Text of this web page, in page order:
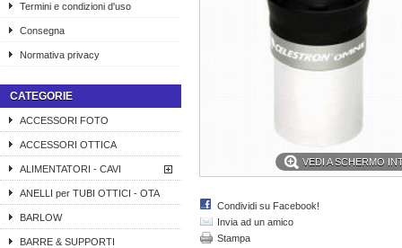
Termini e condizioni d'uso
Consegna
Normativa privacy
CATEGORIE
ACCESSORI FOTO
ACCESSORI OTTICA
ALIMENTATORI - CAVI
ANELLI per TUBI OTTICI - OTA
BARLOW
BARRE & SUPPORTI
VEDI A SCHERMO
Condividi su Facebook!
Invia ad un amico
Stampa